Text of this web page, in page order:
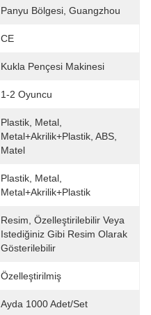
Panyu Bölgesi, Guangzhou
CE
Kukla Pençesi Makinesi
1-2 Oyuncu
Plastik, Metal,
Metal+akrilik+plastik, ABS,
Matel
Plastik, Metal,
Metal+akrilik+plastik
Resim, Özelleştirilebilir Veya
Istediğiniz Gibi Resim Olarak
Gösterilebilir
Özelleştirilmiş
Ayda 1000 Adet/set